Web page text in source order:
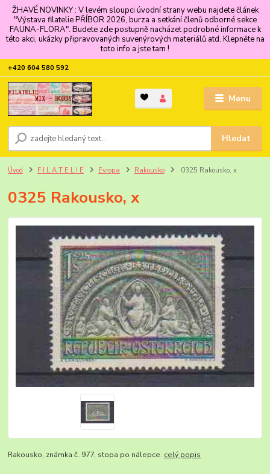
ŽHAVÉ NOVINKY : V levém sloupci úvodní strany webu najdete článek
"Výstava filatelie PŘÍBOR 2026, burza a setkání členů odborné sekce
FAUNA-FLORA". Budete zde postupně nacházet podrobné informace k
této akci, ukázky připravovaných suvenýrových materiálů atd. Klepněte na
toto info a jste tam !
Menu
Hledat
+420 604 580 592
Úvod F I L A T E L I E Evropa Rakousko 0325 Rakousko, x
0325 Rakousko, x
Rakousko, známka č. 977, stopa po nálepce. celý popis